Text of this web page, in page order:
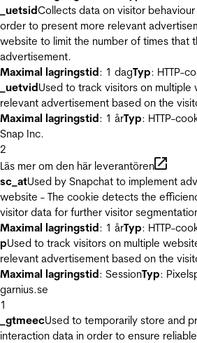
_uetsidCollects data on visitor
order to present more relevant
website to limit the number of times that
advertisement.
Maximal lagringstid: 1 dagTyp: HTTP-
_uetvidUsed to track visitors on
relevant advertisement based on the
Maximal lagringstid: 1 årTyp: HTTP-
Snap Inc.
2
Läs mer om den här leverantören
sc_atUsed by Snapchat to implement
website - The cookie detects the
visitor data for further visitor
Maximal lagringstid: 1 årTyp: HTTP-
pUsed to track visitors on multiple
relevant advertisement based on the
Maximal lagringstid: SessionTyp:
garnius.se
1
_gtmeecUsed to temporarily store and
interaction data in order to ensure